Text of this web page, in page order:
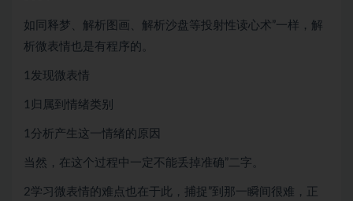
如同释梦、解析图画、解析沙盘等投射性读心术”一样，解
析微表情也是有程序的。
1发现微表情
1归属到情绪类别
1分析产生这一情绪的原因
当然，在这个过程中一定不能丢掉准确”二字。
2学习微表情的难点也在于此，捕捉”到那一瞬间很难，正